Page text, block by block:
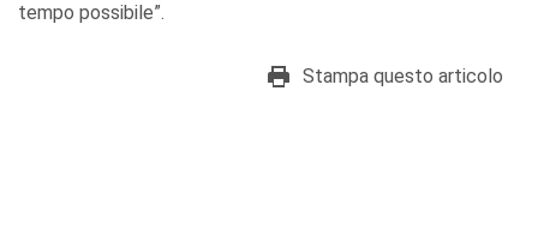
tempo possibile”.
Stampa questo articolo